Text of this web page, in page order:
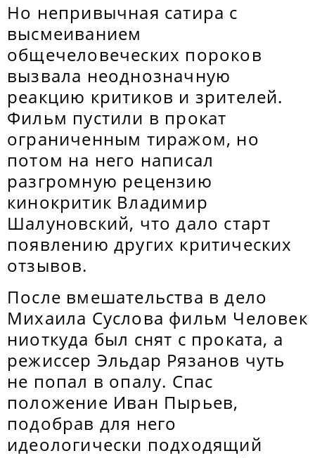
Но непривычная сатира с
высмеиванием
общечеловеческих пороков
вызвала неоднозначную
реакцию критиков и зрителей.
Фильм пустили в прокат
ограниченным тиражом, но
потом на него написал
разгромную рецензию
кинокритик Владимир
Шалуновский, что дало старт
появлению других критических
отзывов.
После вмешательства в дело
Михаила Суслова фильм Человек
ниоткуда был снят с проката, а
режиссер Эльдар Рязанов чуть
не попал в опалу. Спас
положение Иван Пырьев,
подобрав для него
идеологически подходящий